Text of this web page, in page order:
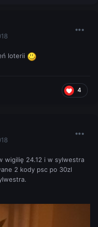
loterii
4
wigilię 24.12 i w sylwestra
2 kody psc po 30zl